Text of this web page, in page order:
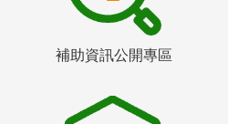
補助資訊公開專區